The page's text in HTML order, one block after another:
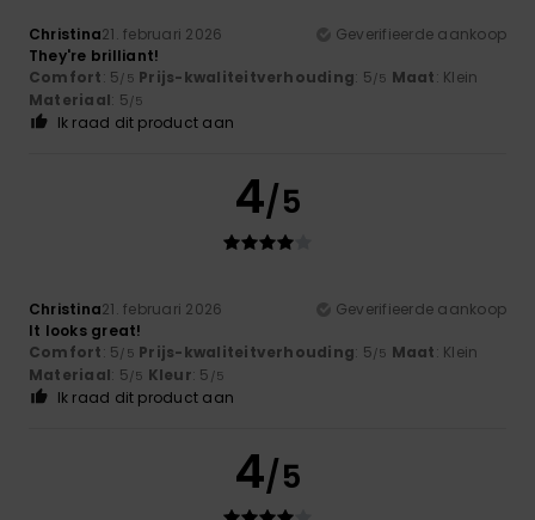
Christina21. februari 2026
Geverifieerde aankoop
They're brilliant!
Comfort: 5/5 Prijs-kwaliteitverhouding: 5/5 Maat: Klein
Materiaal: 5/5
Ik raad dit product aan
4/5
Christina21. februari 2026
Geverifieerde aankoop
It looks great!
Comfort: 5/5 Prijs-kwaliteitverhouding: 5/5 Maat: Klein
Materiaal: 5/5 Kleur: 5 /5
Ik raad dit product aan
4/5